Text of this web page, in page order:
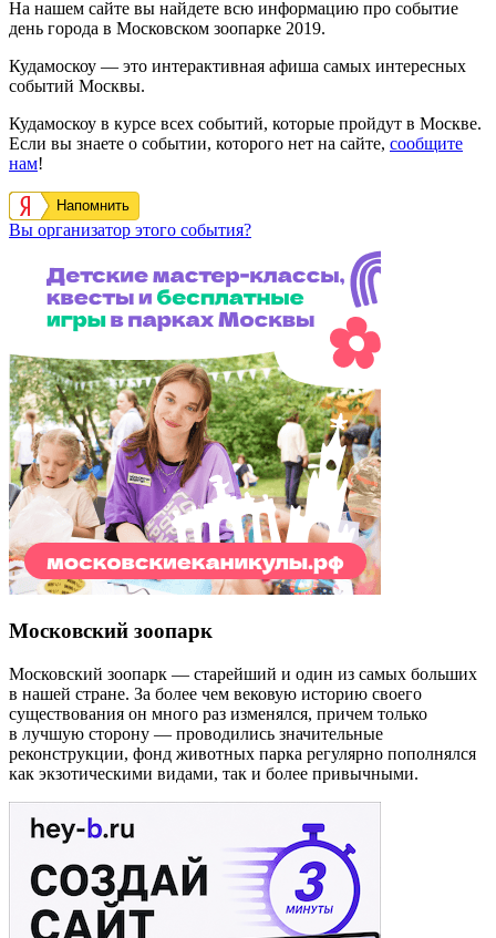
На нашем сайте вы найдете всю информацию про событие
день города в Московском зоопарке 2019.
Кудамоскоу — это интерактивная афиша самых интересных
событий Москвы.
Кудамоскоу в курсе всех событий, которые пройдут в Москве.
Если вы знаете о событии, которого нет на сайте, сообщите
нам!
Напомнить
Вы организатор этого события?
Московский зоопарк
Московский зоопарк — старейший и один из самых больших
в нашей стране. За более чем вековую историю своего
существования он много раз изменялся, причем только
в лучшую сторону — проводились значительные
реконструкции, фонд животных парка регулярно пополнялся
как экзотическими видами, так и более привычными.